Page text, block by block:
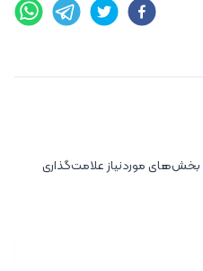
بخش‌های موردنیاز علامت‌گذاری